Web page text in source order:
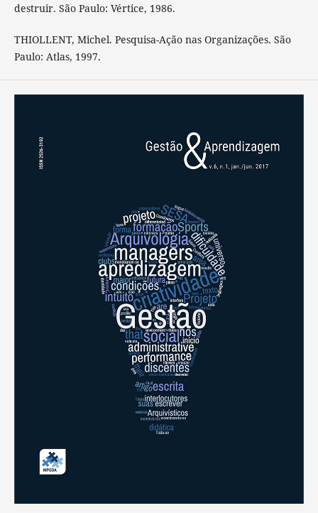
destruir. São Paulo: Vértice, 1986.
THIOLLENT, Michel. Pesquisa-Ação nas Organizações. São
Paulo: Atlas, 1997.